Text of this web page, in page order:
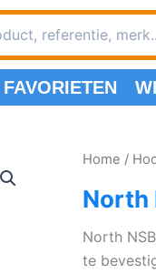
FAVORIETEN
Home /
North
North
te